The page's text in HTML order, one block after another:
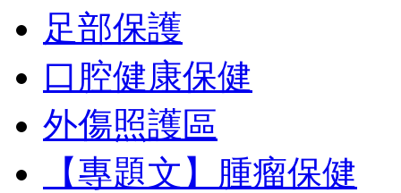
足部保護
口腔健康保健
外傷照護區
【專題文】腫瘤保健